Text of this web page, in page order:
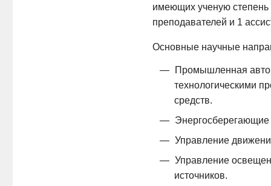
имеющих ученую степень
преподавателей и 1
Основные научные
Промышленная
технологическими
средств.
Энергосберегающие
Управление
Управление
источников.